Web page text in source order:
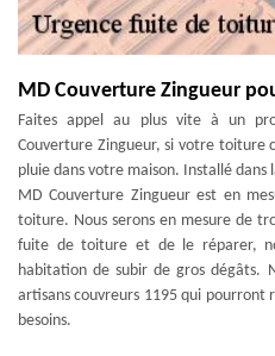
MD Couverture Zingueur
Faites appel au plus vite à un
Couverture Zingueur, si votre toiture
pluie dans votre maison. Installé
MD Couverture Zingueur est en
toiture. Nous serons en mesure de
fuite de toiture et de le réparer,
habitation de subir de gros dégâts.
artisans couvreurs 1195 qui pourront
besoins.